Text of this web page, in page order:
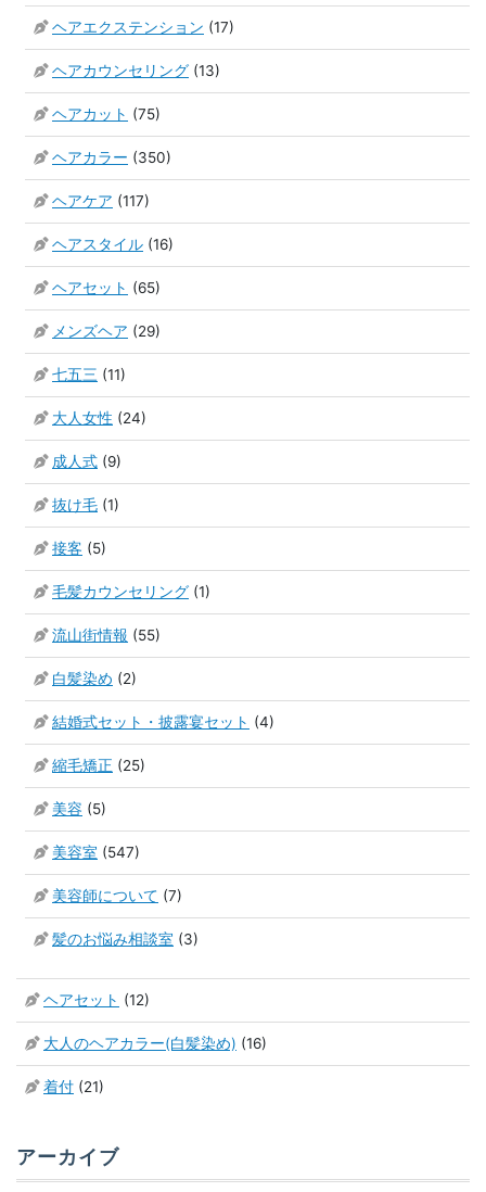
ヘアエクステンション (17)
ヘアカウンセリング (13)
ヘアカット (75)
ヘアカラー (350)
ヘアケア (117)
ヘアスタイル (16)
ヘアセット (65)
メンズヘア (29)
七五三 (11)
大人女性 (24)
成人式 (9)
抜け毛 (1)
接客 (5)
毛髪カウンセリング (1)
流山街情報 (55)
白髪染め (2)
結婚式セット・披露宴セット (4)
縮毛矯正 (25)
美容 (5)
美容室 (547)
美容師について (7)
髪のお悩み相談室 (3)
ヘアセット (12)
大人のヘアカラー(白髪染め) (16)
着付 (21)
アーカイブ